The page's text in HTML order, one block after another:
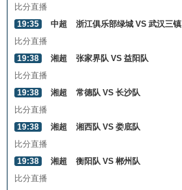
比分直播
19:35
中超
浙江俱乐部绿城 VS 武汉三镇
比分直播
19:38
湘超
张家界队 VS 益阳队
比分直播
19:38
湘超
常德队 VS 长沙队
比分直播
19:38
湘超
湘西队 VS 娄底队
比分直播
19:38
湘超
衡阳队 VS 郴州队
比分直播